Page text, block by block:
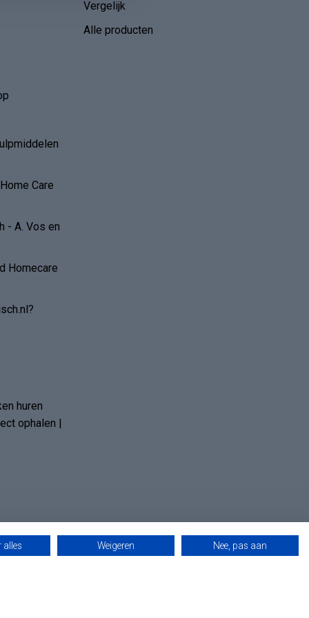
Care
- A. Vos en
Homecare
huren
ophalen |
Vergelijk
Alle producten
alles Weigeren Nee, pas aan